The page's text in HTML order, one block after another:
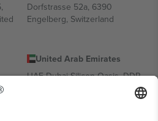
Dorfstrasse 52a, 6390
Engelberg, Switzerland
United Arab Emirates
UAE Dubai Silicon Oasis, DDP
Building A1, Office 302, Dubai,